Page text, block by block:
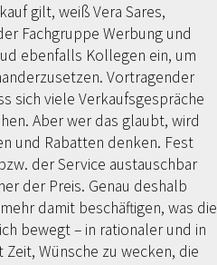
gilt, weiß Vera Sares,
Fachgruppe Werbung und
ebenfalls Kollegen ein, um
Vortragender
sich viele Verkaufsgespräche
Aber wer das glaubt, wird
und Rabatten denken. Fest
der Service austauschbar
der Preis. Genau deshalb
damit beschäftigen, was die
bewegt – in rationaler und in
Wünsche zu wecken, die